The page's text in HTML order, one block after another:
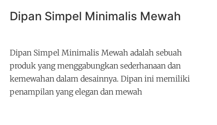
Dipan Simpel Minimalis Mewah
Dipan Simpel Minimalis Mewah adalah sebuah
produk yang menggabungkan sederhanaan dan
kemewahan dalam desainnya. Dipan ini memiliki
penampilan yang elegan dan mewah